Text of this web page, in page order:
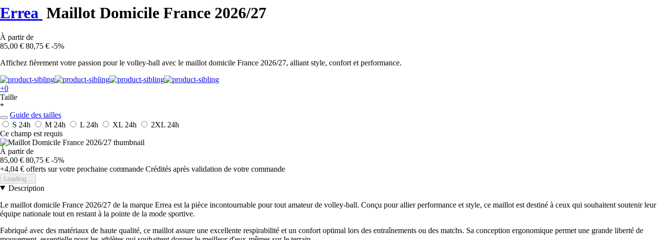
Errea Maillot Domicile France 2026/27
À partir de
85,00 € 80,75 € -5%
Affichez fièrement votre passion pour le volley-ball avec le maillot domicile France 2026/27, alliant style, confort et performance.
+0
Taille
*
Guide des tailles
S 24h M 24h L 24h XL 24h 2XL 24h
Ce champ est requis
À partir de
85,00 € 80,75 € -5%
+4,04 € offerts sur votre prochaine commande Crédités après validation de votre commande
Loading...
Description
Le maillot domicile France 2026/27 de la marque Errea est la pièce incontournable pour tout amateur de volley-ball. Conçu pour allier performance et style, ce maillot est destiné à ceux qui souhaitent soutenir leur
équipe nationale tout en restant à la pointe de la mode sportive.
Fabriqué avec des matériaux de haute qualité, ce maillot assure une excellente respirabilité et un confort optimal lors des entraînements ou des matchs. Sa conception ergonomique permet une grande liberté de